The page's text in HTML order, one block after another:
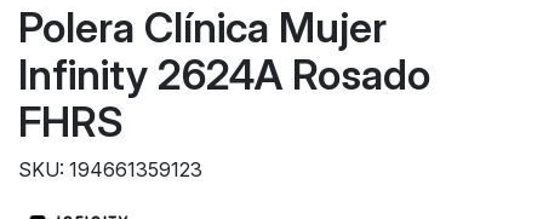
Polera Clínica Mujer
Infinity 2624A Rosado
FHRS
SKU: 194661359123